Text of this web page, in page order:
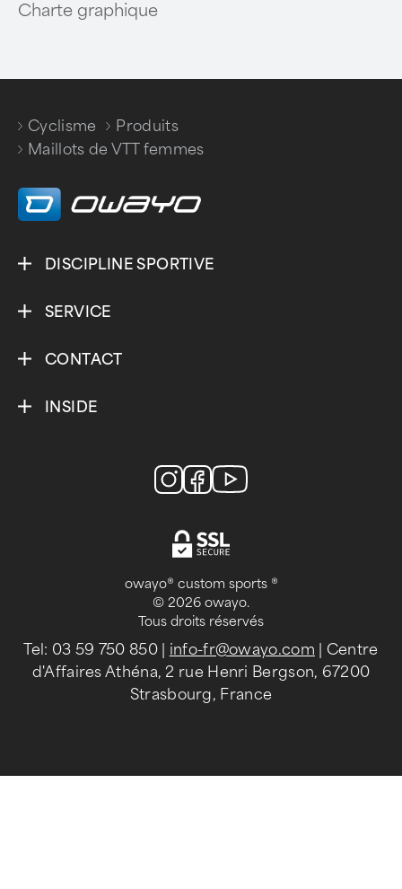
Charte graphique
Cyclisme
/
Produits
/
Maillots de VTT femmes
DISCIPLINE SPORTIVE
SERVICE
CONTACT
INSIDE
owayo® custom sports ®
© 2026 owayo.
Tous droits réservés
Tel: 03 59 750 850| info-fr@owayo.com | Centre
d'Affaires Athéna, 2 rue Henri Bergson, 67200
Strasbourg, France